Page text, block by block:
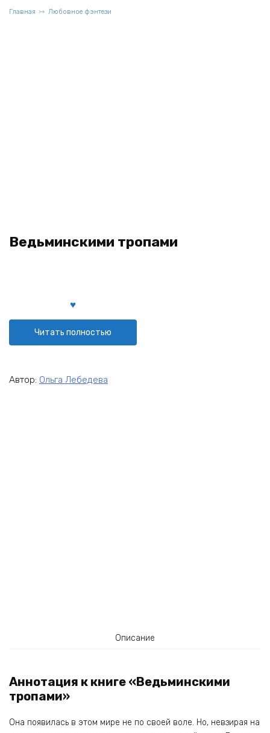
Главная Любовное фэнтези
Ведьминскими тропами
Читать полностью
Автор: Ольга Лебедева
Описание
Аннотация к книге «Ведьминскими
тропами»
Она появилась в этом мире не по своей воле. Но, невзирая на